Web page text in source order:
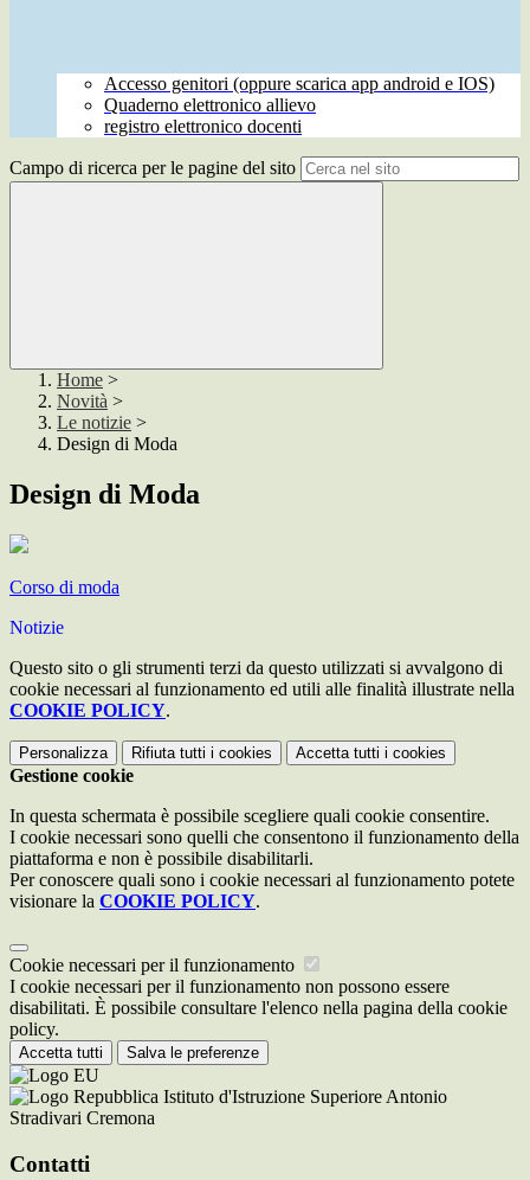
Accesso genitori (oppure scarica app android e IOS)
Quaderno elettronico allievo
registro elettronico docenti
Campo di ricerca per le pagine del sito
Home >
Novità >
Le notizie >
Design di Moda
Design di Moda
Corso di moda
Notizie
Questo sito o gli strumenti terzi da questo utilizzati si avvalgono di
cookie necessari al funzionamento ed utili alle finalità illustrate nella
COOKIE POLICY.
Personalizza Rifiuta tutti i cookies Accetta tutti i cookies
Gestione cookie
In questa schermata è possibile scegliere quali cookie consentire.
I cookie necessari sono quelli che consentono il funzionamento della
piattaforma e non è possibile disabilitarli.
Per conoscere quali sono i cookie necessari al funzionamento potete
visionare la COOKIE POLICY.
Cookie necessari per il funzionamento
I cookie necessari per il funzionamento non possono essere
disabilitati. È possibile consultare l'elenco nella pagina della cookie
policy.
Accetta tutti Salva le preferenze
Istituto d'Istruzione Superiore Antonio
Stradivari Cremona
Contatti